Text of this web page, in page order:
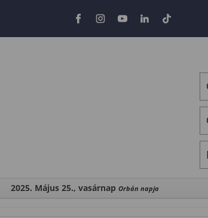
2025. Május 25., vasárnap Orbán napja